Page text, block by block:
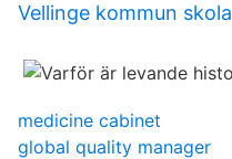
Vellinge kommun skola
medicine cabinet
global quality manager